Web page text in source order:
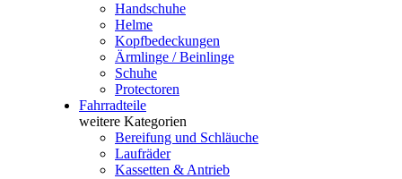
Handschuhe
Helme
Kopfbedeckungen
Ärmlinge / Beinlinge
Schuhe
Protectoren
Fahrradteile
weitere Kategorien
Bereifung und Schläuche
Laufräder
Kassetten & Antrieb